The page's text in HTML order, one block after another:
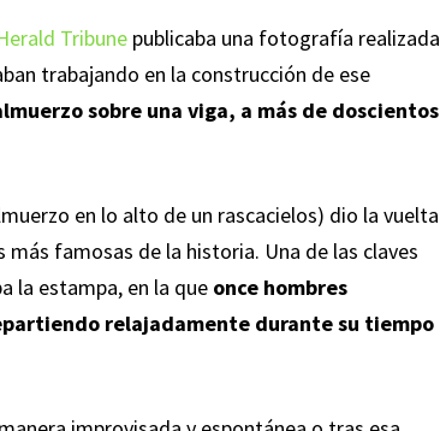
Tribune publicaba una fotografía realizada
trabajando en la construcción de ese
sobre una viga, a más de doscientos
en lo alto de un rascacielos) dio la vuelta
famosas de la historia. Una de las claves
la estampa, en la que once hombres
relajadamente durante su tiempo